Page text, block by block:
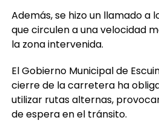
Además, se hizo un llamado a
que circulen a una velocidad
la zona intervenida.
El Gobierno Municipal de
cierre de la carretera ha
utilizar rutas alternas,
de espera en el tránsito.